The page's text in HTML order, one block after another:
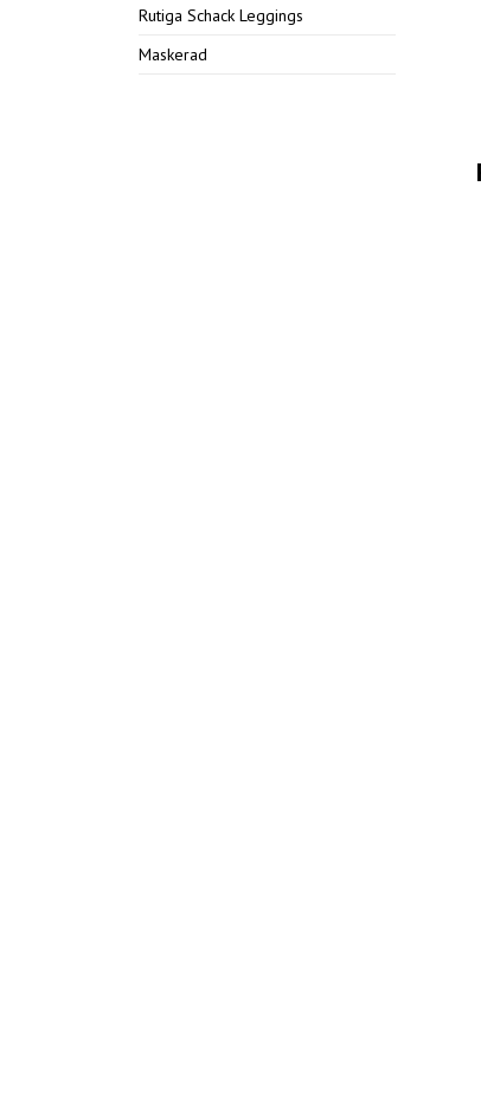
Rutiga Schack Leggings
Maskerad